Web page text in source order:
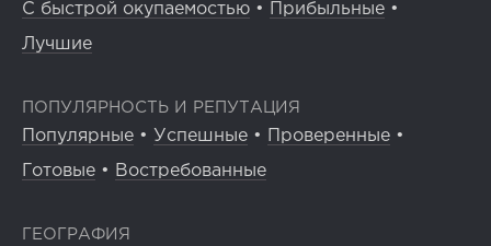
С быстрой окупаемостью • Прибыльные •
Лучшие
ПОПУЛЯРНОСТЬ И РЕПУТАЦИЯ
Популярные • Успешные • Проверенные •
Готовые • Востребованные
ГЕОГРАФИЯ